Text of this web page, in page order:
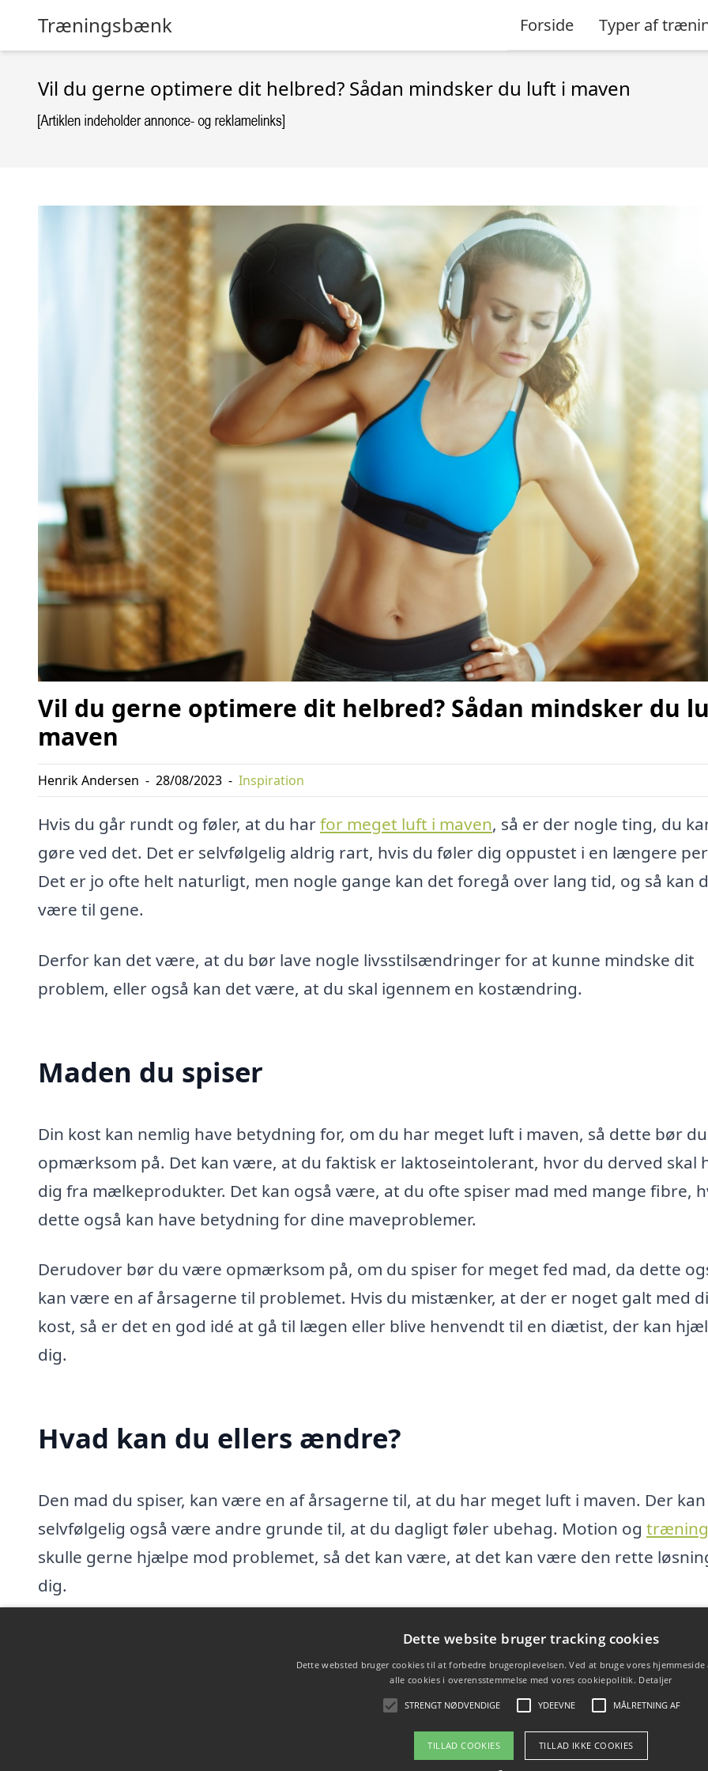
Træningsbænk Forside Typer af
Vil du gerne optimere dit helbred? Sådan mindsker du luft i maven
Vil du gerne optimere dit helbred? Sådan mindsker du
maven
Henrik Andersen - 28/08/2023 - Inspiration
Hvis du går rundt og føler, at du harfor meget luft i maven, så er der nogle ting, du
gøre ved det. Det er selvfølgelig aldrig rart, hvis du føler dig oppustet i en længere
Det er jo ofte helt naturligt, men nogle gange kan det foregå over lang tid, og så kan
være til gene.
Derfor kan det være, at du bør lave nogle livsstilsændringer for at kunne mindske dit
problem, eller også kan det være, at du skal igennem en kostændring.
Maden du spiser
Din kost kan nemlig have betydning for, om du har meget luft i maven, så dette bør
opmærksom på. Det kan være, at du faktisk er laktoseintolerant, hvor du derved skal
dig fra mælkeprodukter. Det kan også være, at du ofte spiser mad med mange fibre,
dette også kan have betydning for dine maveproblemer.
Derudover bør du være opmærksom på, om du spiser for meget fed mad, da dette
kan være en af årsagerne til problemet. Hvis du mistænker, at der er noget galt med
kost, så er det en god idé at gå til lægen eller blive henvendt til en diætist, der kan
dig.
Hvad kan du ellers ændre?
Den mad du spiser, kan være en af årsagerne til, at du har meget luft i maven. Der kan
selvfølgelig også være andre grunde til, at du dagligt føler ubehag. Motion og træning
skulle gerne hjælpe mod problemet, så det kan være, at det kan være den rette
dig.
Der kan være mange årsager til symptomerne, men hvis du i lang tid ikke kan finde
ubehagelighederne, så er det fornuftigt, hvis du kontakter din læge. De kan nemlig
dig, anbefale det rette medicin, og nærmere finde ud af, hvad der skulle forårsage dine
Dette website bruger tracking cookies
Dette websted bruger cookies til at forbedre brugeroplevelsen. Ved at bruge vores hjemmeside
alle cookies i overensstemmelse med vores cookiepolitik. Detaljer
STRENGT NØDVENDIGE YDEEVNE MÅLRETNING AF
TILLAD COOKIES TILLAD IKKE COOKIES